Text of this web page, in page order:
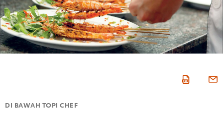
DI BAWAH TOPI CHEF